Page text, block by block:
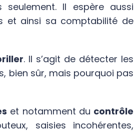
seulement. Il espère aussi
et ainsi sa comptabilité de
. Il s’agit de détecter les
bien sûr, mais pourquoi pas
et notamment du contrôle
saisies incohérentes,